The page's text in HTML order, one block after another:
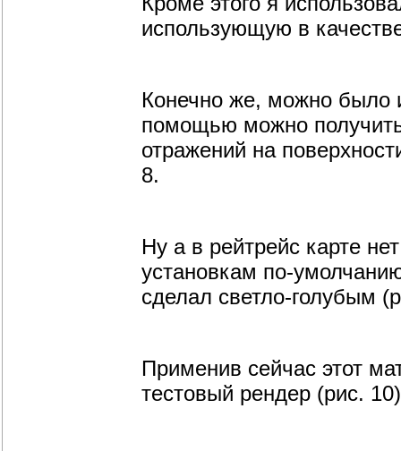
использующую в
Конечно же, можно было
помощью можно получить
отражений на
8.
Ну а в рейтрейс карте
установкам по-
сделал светло-голубым
Применив сейчас этот
тестовый рендер (рис. 10)